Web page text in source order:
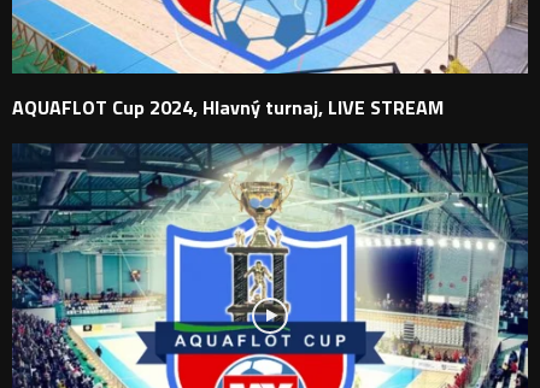
AQUAFLOT Cup 2024, Hlavný turnaj, LIVE STREAM